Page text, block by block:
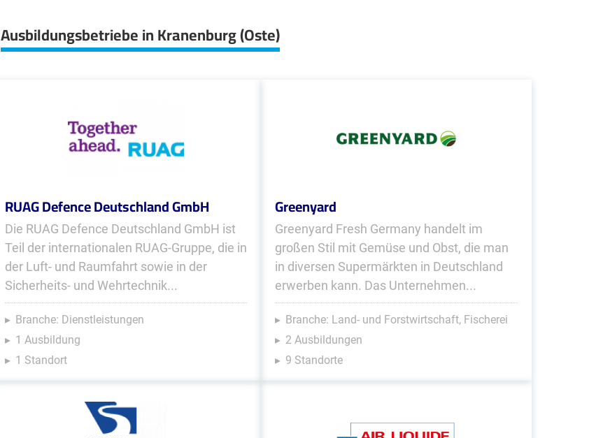
Ausbildungsbetriebe in Kranenburg (Oste)
RUAG Defence Deutschland GmbH
Die RUAG Defence Deutschland GmbH ist
Teil der inter­nationalen RUAG-Gruppe, die in
der Luft- und Raumfahrt sowie in der
Sicherheits- und Wehrtechnik...
Branche: Dienstleistungen
1 Ausbildung
1 Standort
Greenyard
Greenyard Fresh Germany handelt im
großen Stil mit Gemüse und Obst, die man
in diversen Supermärkten in Deutschland
erwerben kann. Das Unternehmen...
Branche: Land- und Forstwirtschaft, Fischerei
2 Ausbildungen
9 Standorte